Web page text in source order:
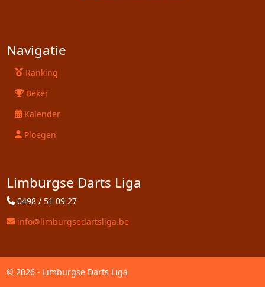
Navigatie
Ranking
Beker
Kalender
Ploegen
Limburgse Darts Liga
0498 / 51 09 27
info@limburgsedartsliga.be
© 2026 - Limburgse Darts Liga